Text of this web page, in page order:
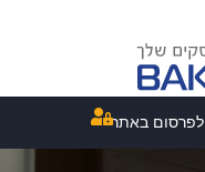
לפרסום באתר